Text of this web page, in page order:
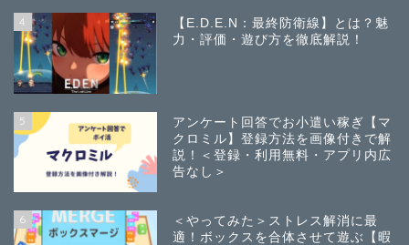
4
【E.D.E.N：最終防衛線】とは？魅
力・評価・遊び方を徹底解説！
5
アンケート回答でお小遣い稼ぎ【マ
クロミル】登録方法を画像付きで解
説！＜登録・利用無料・アプリ内広
告なし＞
6
＜やってみた＞ストレス解消に最
適！ボックスを合体させて遊ぶ【暇